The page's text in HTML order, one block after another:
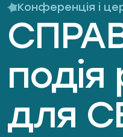
Конференція і
подія
для